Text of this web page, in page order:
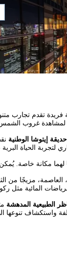
فريدة تقدم تجارب
حديقة إيتوشا الوطنية
لهما مكانة خاصة.
، العاصمة، مزيجًا من
الطبيعية المدهشة